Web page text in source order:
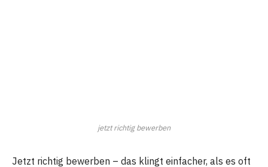
jetzt richtig bewerben
Jetzt richtig bewerben – das klingt einfacher, als es oft